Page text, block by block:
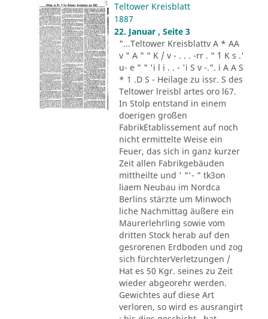
Teltower Kreisblatt
1887
22. Januar , Seite 3
"...Teltower Kreisblattv A * AA
v " A " " K / v - . . . -rr . " ´1 K s .'
u- e " " 'i l i . . - 'i S v -.". i A A S
* 1 .D S - Heilage zu issr. S des
Teltower lreisbl artes oro l67.
In Stolp entstand in einem
doerigen großen
FabrikEtablissement auf noch
nicht ermittelte Weise ein
Feuer, das sich in ganz kurzer
Zeit allen Fabrikgebäuden
mittheilte und ' "'- " tk3on
liaem Neubau im Nordca
Berlins stärzte um Minwoch
liche Nachmittag äußere ein
Maurerlehrling sowie vom
dritten Stock herab auf den
gesrorenen Erdboden und zog
sich fürchterVerletzungen /
Hat es 50 Kgr. seines zu Zeit
wieder abgeorehr werden.
Gewichtes auf diese Art
verloren, so wird es ausrangirt